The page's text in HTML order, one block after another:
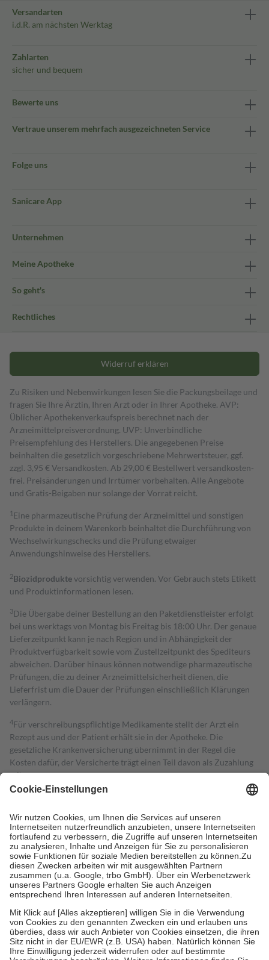
Versandarten
i.d.R. am nächsten Werktag
Zahlarten
sicher und bequem
Bewerte uns
Vertraue unserem mehrfach ausgezeichneten Service
Folge uns
Sanicare App
Unternehmen
Meine Apotheke
So geht's
Rechtliches
Widerruf erklären
Zu Risiken und Nebenwirkungen lesen Sie die Packungsbeilage und
fragen Sie Ihre Ärztin, Ihren Arzt oder in Ihrer Apotheke. AVP:
Üblicher Apothekenverkaufspreis berechnet nach der
Arzneimittelpreisverordnung. UVP: Unverbindliche
Preisempfehlung des Herstellers. Die angegebenen Preise
beinhalten die gesetzlich vorgeschriebene Mehrwertsteuer, ggf.
zzgl. 3,95 € Versandkosten. Ab 29,00 € Bestell­wert versand­kosten­
frei. Preisänderungen und Irrtümer vorbehalten. Alle Angebote
und Gratis-Beigaben nur solange der Vorrat reicht.
1 Eine pharmazeutische Prüfung der Arzneimittel und sonstigen
Produkte in deinem Warenkorb beinhaltet die Durchführung von
Wechselwirkungschecks und die Prüfung etwaiger
Anwendungshinweise des Herstellers.
2Biozidproduktevorsichtig verwenden. Vor Gebrauch stets Etikett
und Produktinformationen lesen.
3Die Übergabe deiner Bestellung an den Paketdienstleister erfolgt
bei uns werktags von Montag bis Freitag bis 18:00 Uhr. Der genaue
Lieferzeitpunkt kann je nach Region und in Abhängigkeit der
Produktverfügbarkeit sowie vom Zustellzeitpunkt des Spediteurs
abweichen. Darüber hinaus können notwendige pharmazeutische
Prüfungen, die zu deiner Arzneimittelsicherheit dienen, die
Lieferfrist um die Dauer der Prüfungen einschließlich Klärungen
verlängern.
4Für verschreibungspflichtige Medikamente stellt der Arzt ein
Rezept aus und der Patient erhält sie in der Apotheke. Die
gesetzliche Krankenversicherung übernimmt in der Regel die
Kosten dafür, der Versicherte trägt einen Teil davon als Zuzahlung
mit.
Grundsätzlich leisten Mitglieder Zuzahlungen in Höhe von zehn
höchstens zehn Euro.
Es sind jedoch nie mehr als die tatsächlichen
Kosten der Leistung zu entrichten.
Diese Regeln gelten grundsätzlich auch für Online-Apotheken.
Bei Heilmitteln und häuslicher Krankenpflege beträgt die
Zuzahlung zehn Prozent der Kosten sowie zehn Euro je
Verordnung.
Um das Engagement der Versicherten für ihre eigene Gesundheit zu
stärken und die besondere Stellung der Familie zu unterstützen,
fallenkeine Zuzahlungenan bei:
• Kindern und Jugendlichen bis zum vollendeten 18. Lebensjahr
mit Ausnahme der Fahrkosten
• Untersuchungen zur Vorsorge und Früherkennung, die von der